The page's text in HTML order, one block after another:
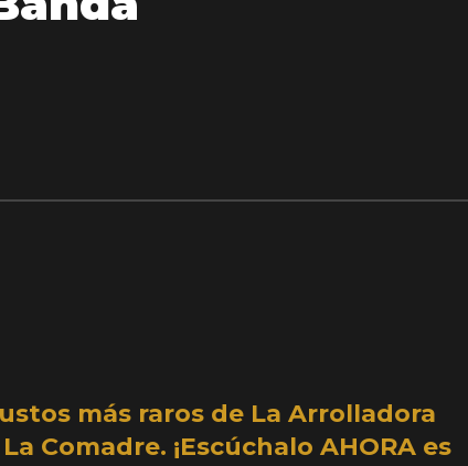
más raros de La Arrolladora
Comadre. ¡Escúchalo AHORA es